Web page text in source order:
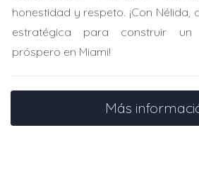
José era escéptico sobre la
embargo, tras inscribirse,
propiedades adecuadamente. Con
zona emergente del Condado de
ingresos adicionales que nunca
honestidad y respeto. ¡Con Nélida,
estratégica para construir un
próspero en Miami!
Más